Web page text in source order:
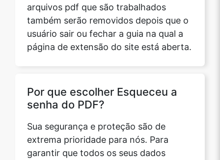
arquivos pdf que são trabalhados
também serão removidos depois que o
usuário sair ou fechar a guia na qual a
página de extensão do site está aberta.
Por que escolher Esqueceu a
senha do PDF?
Sua segurança e proteção são de
extrema prioridade para nós. Para
garantir que todos os seus dados